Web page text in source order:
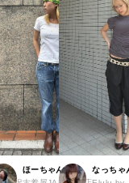
ほーちゃん
なっちゃ